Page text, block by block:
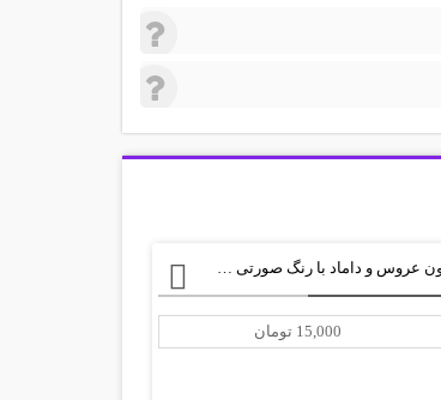
فون عروس و داماد با رنگ صورتی +PSD
15,000 تومان